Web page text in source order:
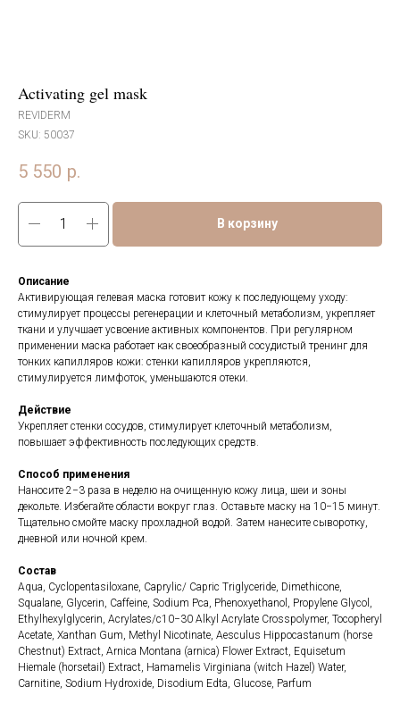
Activating gel mask
REVIDERM
SKU: 50037
5 550 р.
В корзину
Описание
Активирующая гелевая маска готовит кожу к последующему уходу:
стимулирует процессы регенерации и клеточный метаболизм, укрепляет
ткани и улучшает усвоение активных компонентов. При регулярном
применении маска работает как своеобразный сосудистый тренинг для
тонких капилляров кожи: стенки капилляров укрепляются,
стимулируется лимфоток, уменьшаются отеки.
Действие
Укрепляет стенки сосудов, стимулирует клеточный метаболизм,
повышает эффективность последующих средств.
Способ применения
Наносите 2−3 раза в неделю на очищенную кожу лица, шеи и зоны
декольте. Избегайте области вокруг глаз. Оставьте маску на 10−15 минут.
Тщательно смойте маску прохладной водой. Затем нанесите сыворотку,
дневной или ночной крем.
Состав
Aqua, Cyclopentasiloxane, Caprylic/ Capric Triglyceride, Dimethicone,
Squalane, Glycerin, Caffeine, Sodium Pca, Phenoxyethanol, Propylene Glycol,
Ethylhexylglycerin, Acrylates/c10−30 Alkyl Acrylate Crosspolymer, Tocopheryl
Acetate, Xanthan Gum, Methyl Nicotinate, Aesculus Hippocastanum (horse
Chestnut) Extract, Arnica Montana (arnica) Flower Extract, Equisetum
Hiemale (horsetail) Extract, Hamamelis Virginiana (witch Hazel) Water,
Carnitine, Sodium Hydroxide, Disodium Edta, Glucose, Parfum